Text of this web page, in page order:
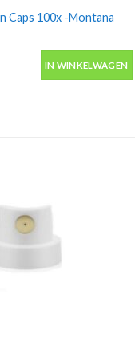
Caps 100x -Montana
100x -Montana aantal
IN WINKELWAGEN